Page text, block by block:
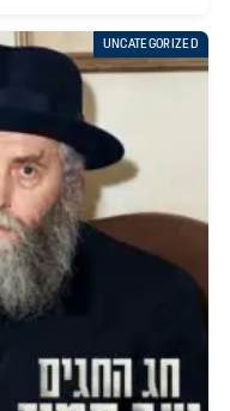
UNCATEGORIZED